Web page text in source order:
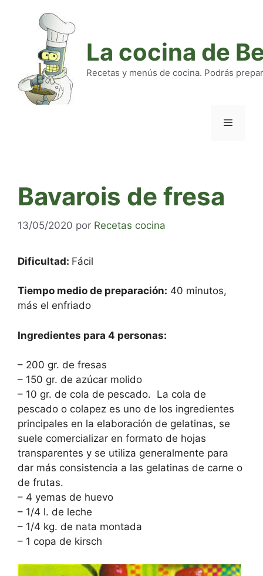
La cocina de
Recetas y menús de cocina. Podrás
Bavarois de fresa
13/05/2020 por Recetas cocina
Dificultad: Fácil
Tiempo medio de preparación: 40 minutos,
más el enfriado
Ingredientes para 4 personas:
– 200 gr. de fresas
– 150 gr. de azúcar molido
– 10 gr. de cola de pescado. La cola de
pescado o colapez es uno de los ingredientes
principales en la elaboración de gelatinas, se
suele comercializar en formato de hojas
transparentes y se utiliza generalmente para
dar más consistencia a las gelatinas de carne o
de frutas.
– 4 yemas de huevo
– 1/4 l. de leche
– 1/4 kg. de nata montada
– 1 copa de kirsch